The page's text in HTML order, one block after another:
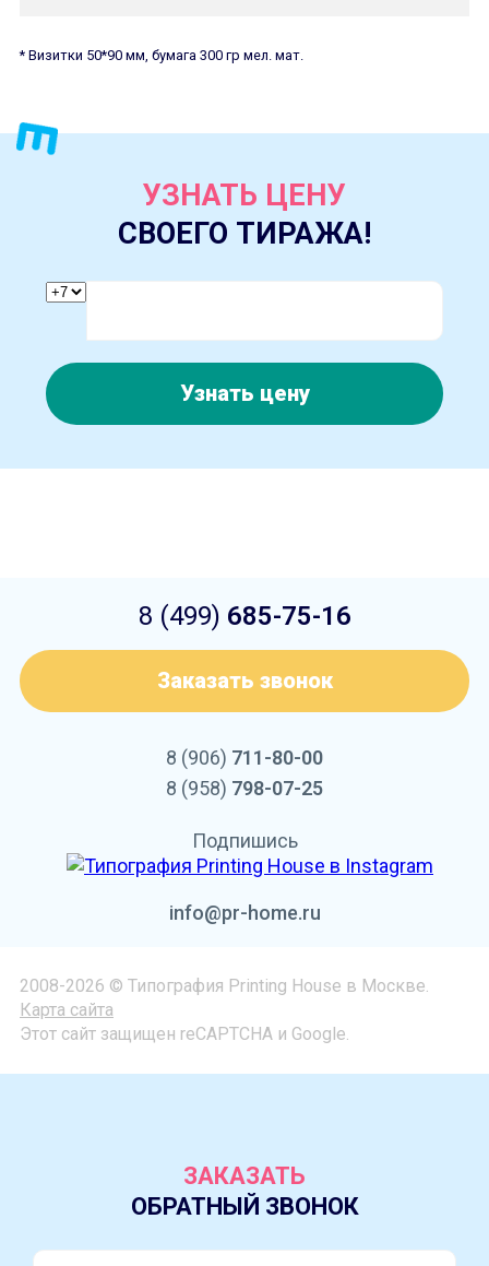
* Визитки 50*90 мм, бумага 300 гр мел. мат.
УЗНАТЬ ЦЕНУ
СВОЕГО ТИРАЖА!
Узнать цену
8 (499) 685-75-16
Заказать звонок
8 (906) 711-80-00
8 (958) 798-07-25
Подпишись
info@pr-home.ru
2008-2026 © Типография Printing House в Москве.
Карта сайта
Этот сайт защищен reCAPTCHA и Google.
ЗАКАЗАТЬ
ОБРАТНЫЙ ЗВОНОК